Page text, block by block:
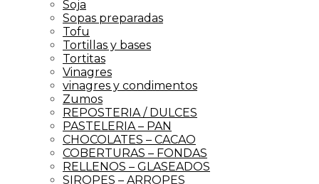
Soja
Sopas preparadas
Tofu
Tortillas y bases
Tortitas
Vinagres
vinagres y condimentos
Zumos
REPOSTERIA / DULCES
PASTELERIA – PAN
CHOCOLATES – CACAO
COBERTURAS – FONDAS
RELLENOS – GLASEADOS
SIROPES – ARROPES